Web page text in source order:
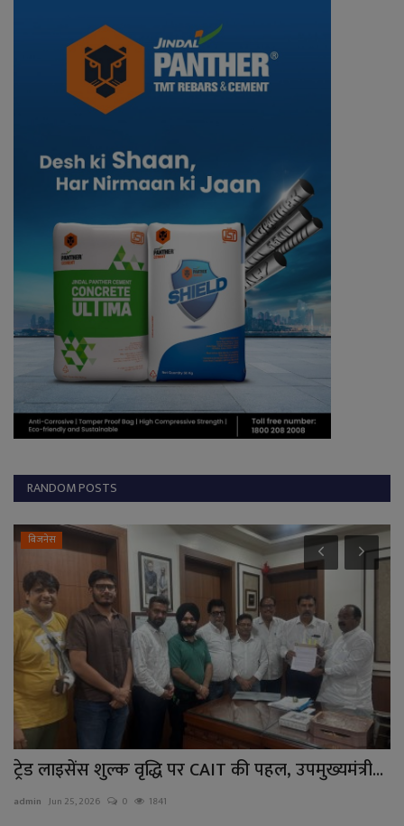
RANDOM POSTS
बिजनेस
ट्रेड लाइसेंस शुल्क वृद्धि पर CAIT की पहल, उपमुख्यमंत्री...
admin Jun 25, 2026 0 1841